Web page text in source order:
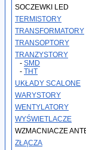
SOCZEWKI LED
TERMISTORY
TRANSFORMATORY
TRANSOPTORY
TRANZYSTORY
- SMD
- THT
UKŁADY SCALONE
WARYSTORY
WENTYLATORY
WYŚWIETLACZE
WZMACNIACZE
ZŁĄCZA